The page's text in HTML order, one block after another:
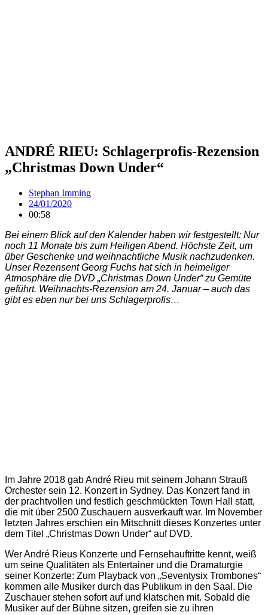
ANDRÉ RIEU: Schlagerprofis-Rezension
„Christmas Down Under“
Stephan Imming
24/01/2020
00:58
Bei einem Blick auf den Kalender haben wir festgestellt: Nur
noch 11 Monate bis zum Heiligen Abend. Höchste Zeit, um
über Geschenke und weihnachtliche Musik nachzudenken.
Unser Rezensent Georg Fuchs hat sich in heimeliger
Atmosphäre die DVD „Christmas Down Under“ zu Gemüte
geführt. Weihnachts-Rezension am 24. Januar – auch das
gibt es eben nur bei uns Schlagerprofis…
Im Jahre 2018 gab André Rieu mit seinem Johann Strauß
Orchester sein 12. Konzert in Sydney. Das Konzert fand in
der prachtvollen und festlich geschmückten Town Hall statt,
die mit über 2500 Zuschauern ausverkauft war. Im November
letzten Jahres erschien ein Mitschnitt dieses Konzertes unter
dem Titel „Christmas Down Under“ auf DVD.
Wer André Rieus Konzerte und Fernsehauftritte kennt, weiß
um seine Qualitäten als Entertainer und die Dramaturgie
seiner Konzerte: Zum Playback von „Seventysix Trombones“
kommen alle Musiker durch das Publikum in den Saal. Die
Zuschauer stehen sofort auf und klatschen mit. Sobald die
Musiker auf der Bühne sitzen, greifen sie zu ihren